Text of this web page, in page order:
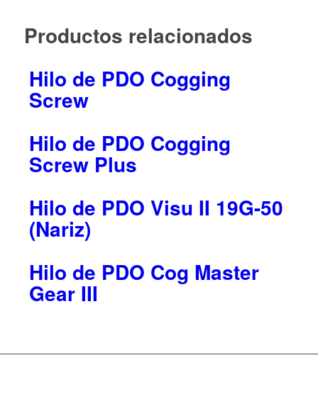
Productos relacionados
Hilo de PDO Cogging
Screw
Hilo de PDO Cogging
Screw Plus
Hilo de PDO Visu II 19G-50
(Nariz)
Hilo de PDO Cog Master
Gear III